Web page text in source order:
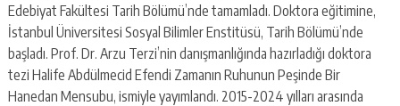
Edebiyat Fakültesi Tarih Bölümü’nde tamamladı. Doktora eğitimine,
İstanbul Üniversitesi Sosyal Bilimler Enstitüsü, Tarih Bölümü’nde
başladı. Prof. Dr. Arzu Terzi’nin danışmanlığında hazırladığı doktora
tezi Halife Abdülmecid Efendi Zamanın Ruhunun Peşinde Bir
Hanedan Mensubu, ismiyle yayımlandı. 2015-2024 yılları arasında